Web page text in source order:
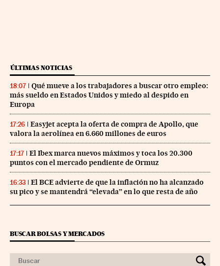
ÚLTIMAS NOTICIAS
18:07
Qué mueve a los trabajadores a buscar otro empleo:
más sueldo en Estados Unidos y miedo al despido en
Europa
17:26
Easyjet acepta la oferta de compra de Apollo, que
valora la aerolínea en 6.660 millones de euros
17:17
El Ibex marca nuevos máximos y toca los 20.300
puntos con el mercado pendiente de Ormuz
16:33
El BCE advierte de que la inflación no ha alcanzado
su pico y se mantendrá “elevada” en lo que resta de año
BUSCAR BOLSAS Y MERCADOS